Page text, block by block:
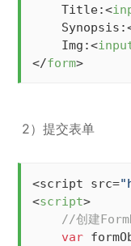
    Title:
<
    Synopsis:
    Img:
<
</form>
2）提交表单
<script src=
<script>
//创建
var